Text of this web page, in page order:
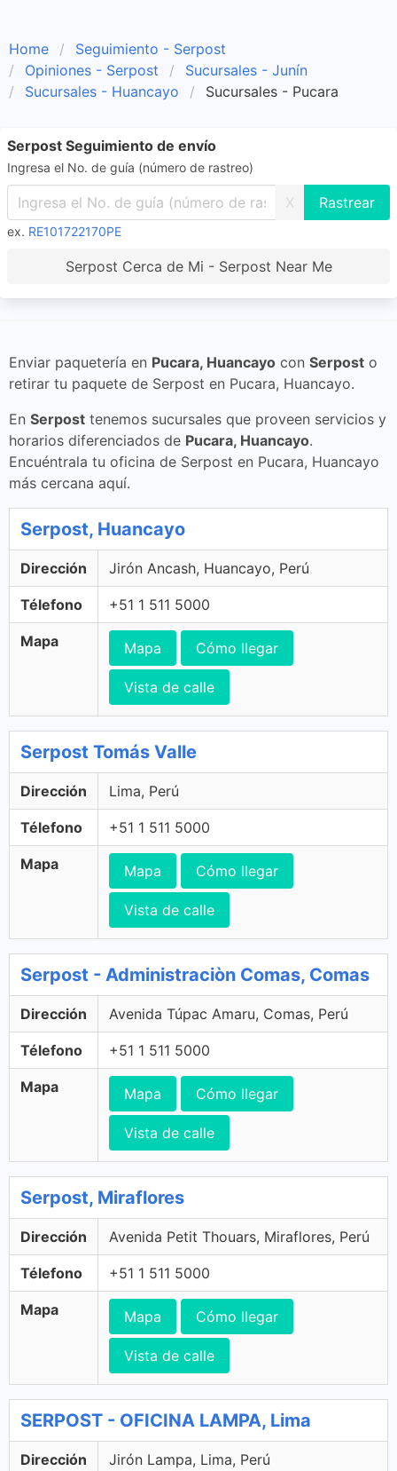
Home
Seguimiento - Serpost
Opiniones - Serpost
Sucursales - Junín
Sucursales - Huancayo
Sucursales - Pucara
Serpost Seguimiento de envío
Ingresa el No. de guía (número de rastreo)
X
ex. RE101722170PE
Serpost Cerca de Mi - Serpost Near Me
Enviar paquetería en Pucara, Huancayo con Serpost o
retirar tu paquete de Serpost en Pucara, Huancayo.
En Serpost tenemos sucursales que proveen servicios y
horarios diferenciados de Pucara, Huancayo.
Encuéntrala tu oficina de Serpost en Pucara, Huancayo
más cercana aquí.
Serpost, Huancayo
Dirección Jirón Ancash, Huancayo, Perú
Télefono +51 1 511 5000
Mapa Mapa Cómo llegar
Vista de calle
Serpost Tomás Valle
Dirección Lima, Perú
Télefono +51 1 511 5000
Mapa Mapa Cómo llegar
Vista de calle
Serpost - Administraciòn Comas, Comas
Dirección Avenida Túpac Amaru, Comas, Perú
Télefono +51 1 511 5000
Mapa Mapa Cómo llegar
Vista de calle
Serpost, Miraflores
Dirección Avenida Petit Thouars, Miraflores, Perú
Télefono +51 1 511 5000
Mapa Mapa Cómo llegar
Vista de calle
SERPOST - OFICINA LAMPA, Lima
Dirección Jirón Lampa, Lima, Perú